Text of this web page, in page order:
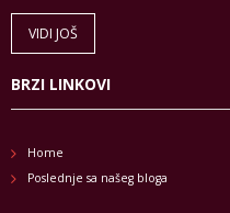
VIDI JOŠ
BRZI LINKOVI
Home
Poslednje sa našeg bloga